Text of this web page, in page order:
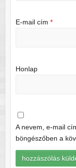
E-mail cím *
Honlap
A nevem, e-mail
böngészőben a